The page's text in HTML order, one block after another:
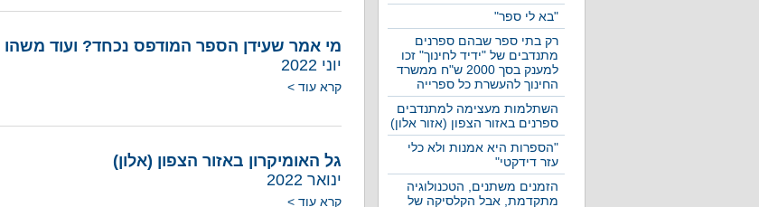
"בא לי ספר"
רק בתי ספר שבהם ספרנים
מתנדבים של "ידיד לחינוך" זכו
למענק בסך 2000 ש"ח ממשרד
החינוך להעשרת כל ספרייה
השתלמות מעצימה למתנדבים
ספרנים באזור הצפון (אזור אלון)
"הספרות היא אמנות ולא כלי
עזר דידקטי"
הזמנים משתנים, הטכנולוגיה
מתקדמת, אבל הקלסיקה של
מי אמר שעידן הספר המודפס נכחד? ועוד משהו
יוני 2022
קרא עוד >
גל האומיקרון באזור הצפון (אלון)
ינואר 2022
קרא עוד >